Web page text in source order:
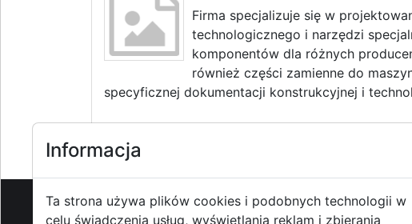
Firma specjalizuje się w
technologicznego i narzędzi
komponentów dla różnych
również części zamienne do
specyficznej dokumentacji konstrukcyjnej i
Szczegóły ogłoszenia
Informacja
Ta strona używa plików cookies i podobnych technologii w
celu świadczenia usług, wyświetlania reklam i zbierania